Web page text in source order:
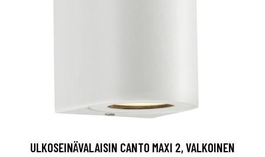
ULKOSEINÄVALAISIN CANTO MAXI 2, VALKOINEN